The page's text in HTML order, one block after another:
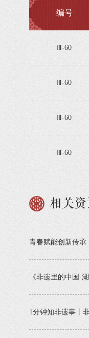
编号
Ⅲ-60
Ⅲ-60
Ⅲ-60
Ⅲ-60
相关资
青春赋能创新传承
《非遗里的中国·
1分钟知非遗事丨